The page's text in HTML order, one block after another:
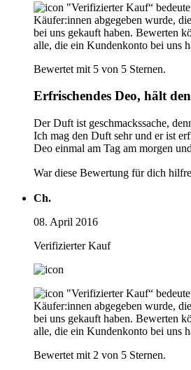
"Verifizierter Kauf“
Käufer:innen abgegeben wurde,
bei uns gekauft haben. Bewerten
alle, die ein Kundenkonto bei uns
Bewertet mit 5 von 5 Sternen.
Erfrischendes Deo, hält
Der Duft ist geschmackssache,
Ich mag den Duft sehr und er ist
Deo einmal am Tag am morgen
War diese Bewertung für dich
Ch.
08. April 2016
Verifizierter Kauf
"Verifizierter Kauf“
Käufer:innen abgegeben wurde,
bei uns gekauft haben. Bewerten
alle, die ein Kundenkonto bei uns
Bewertet mit 2 von 5 Sternen.